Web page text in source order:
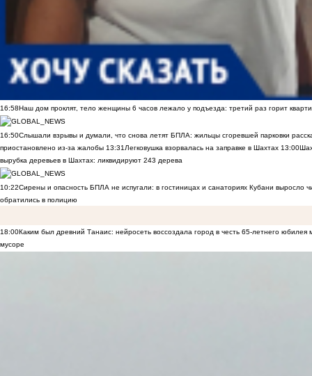
16:58Наш дом проклят, тело женщины 6 часов лежало у подъезда: третий раз горит
16:50Слышали взрывы и думали, что снова летят БПЛА: жильцы сгоревшей парковки
приостановлено из-за жалобы 13:31 Легковушка взорвалась на заправке в Шахтах 13:00
вырубка деревьев в Шахтах: ликвидируют 243 дерева
10:22Сирены и опасность БПЛА не испугали: в гостиницах и санаториях Кубани выросло
обратились в полицию
18:00Каким был древний Танаис: нейросеть воссоздала город в честь 65-летнего юбилея
мусоре